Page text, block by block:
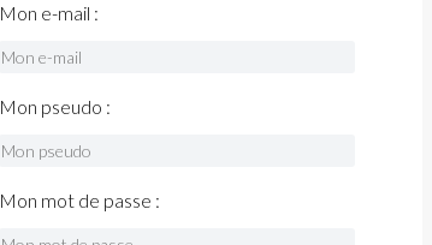
Mon e-mail :
Mon pseudo :
Mon mot de passe :